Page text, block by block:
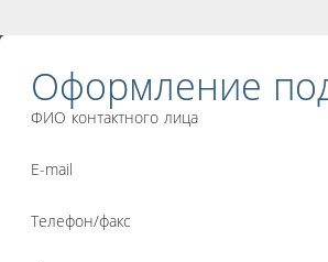
Оформление
ФИО контактного лица
E-mail
Телефон/факс